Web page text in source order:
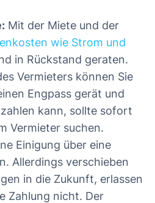
Mit der Miete und der
wie Strom und
in Rückstand geraten.
Vermieters können Sie
Engpass gerät und
kann, sollte sofort
Vermieter suchen.
Einigung über eine
Allerdings verschieben
in die Zukunft, erlassen
Zahlung nicht. Der